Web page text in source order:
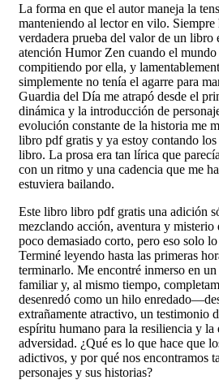
La forma en que el autor maneja la
manteniendo al lector en vilo. Siempre
verdadera prueba del valor de un libro
atención Humor Zen cuando el mundo
compitiendo por ella, y
simplemente no tenía el agarre para
Guardia del Día me atrapó desde el
dinámica y la introducción de
evolución constante de la historia me
libro pdf gratis y ya estoy contando
libro. La prosa era tan lírica que
con un ritmo y una cadencia que me
estuviera bailando.
Este libro libro pdf gratis una adición
mezclando acción, aventura y misterio
poco demasiado corto, pero eso solo
Terminé leyendo hasta las primeras
terminarlo. Me encontré inmerso en
familiar y, al mismo tiempo,
desenredó como un hilo
extrañamente atractivo, un testimonio
espíritu humano para la resiliencia y la
adversidad. ¿Qué es lo que hace que
adictivos, y por qué nos encontramos
personajes y sus historias?